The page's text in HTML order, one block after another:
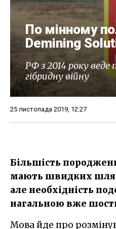
По мінному
Demining
РФ з 2014 року веде
гібридну війну
25 листопада 2019, 12:27
Більшість
мають швидких
але необхідність
нагальною вже
Мова йде про розмінування територій на